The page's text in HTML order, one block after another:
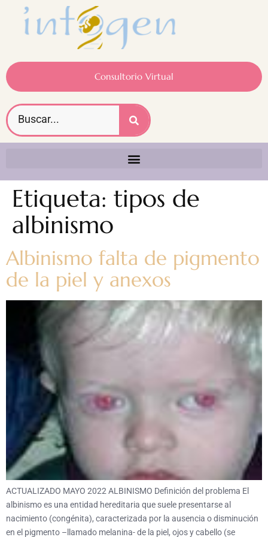
Consultorio Virtual
Etiqueta: tipos de
albinismo
Albinismo falta de pigmento
de la piel y anexos
ACTUALIZADO MAYO 2022 ALBINISMO Definición del problema El
albinismo es una entidad hereditaria que suele presentarse al
nacimiento (congénita), caracterizada por la ausencia o disminución
en el pigmento –llamado melanina- de la piel, ojos y cabello (se